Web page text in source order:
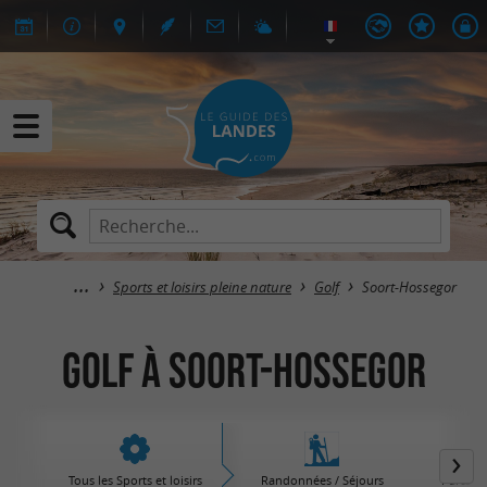
Sports et loisirs pleine nature Golf Soort-Hossegor
Golf à Soort-Hossegor
Tous les Sports et loisirs
Randonnées / Séjours
Parcs